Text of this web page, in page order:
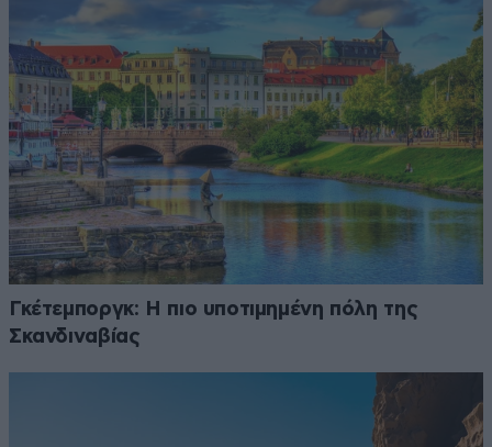
Γκέτεμποργκ: Η πιο υποτιμημένη πόλη της
Σκανδιναβίας